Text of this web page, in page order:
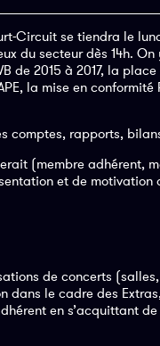
Circuit se tiendra le
du secteur dès 14h.
de 2015 à 2017, la
la mise en
comptes, rapports,
(membre adhérent,
et de motivation
de concerts
le cadre des
en s’acquittant